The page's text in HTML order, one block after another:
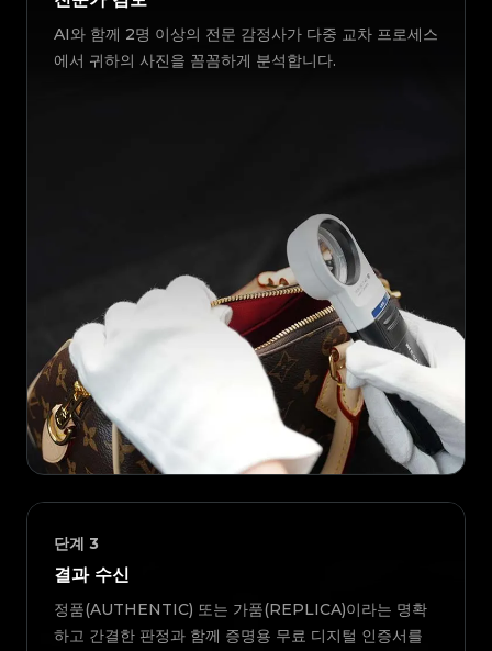
AI와 함께 2명 이상의 전문 감정사가 다중 교차 프로세스
에서 귀하의 사진을 꼼꼼하게 분석합니다.
단계 3
결과 수신
정품(AUTHENTIC) 또는 가품(REPLICA)이라는 명확
하고 간결한 판정과 함께 증명용 무료 디지털 인증서를